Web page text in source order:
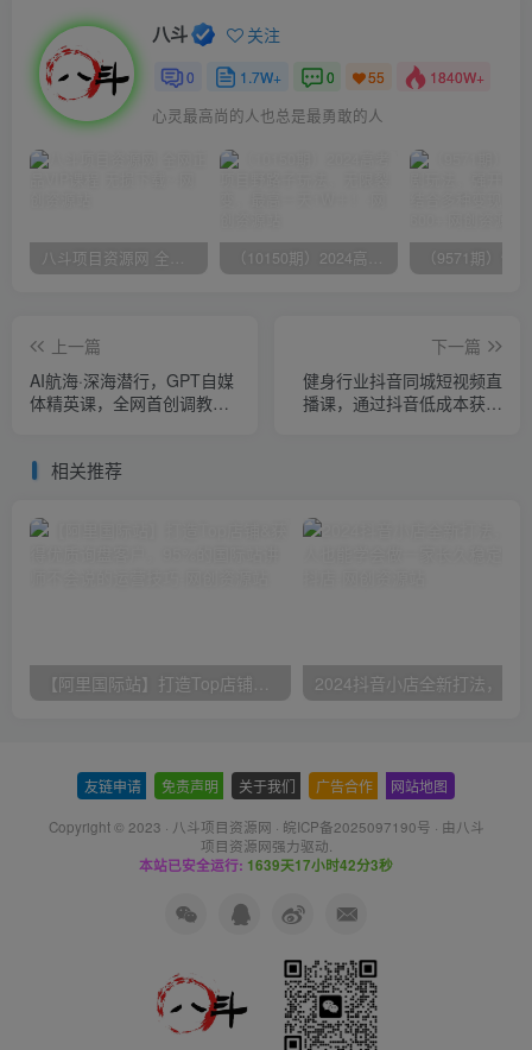
八斗 关注
0 1.7W+ 0 55 1840W+
心灵最高尚的人也总是最勇敢的人
八斗项目资源网 全网正品VIP课程 无损下载~ （10150期）2024高考项目野路子玩法，无限裂变，最高一天1W＋！
上一篇
AI航海·深海潜行，GPT自媒
体精英课，全网首创调教心
下一篇
健身行业抖音同城短视频直
播课，通过抖音低成本获客
相关推荐
【阿里国际站】打造Top店铺&获得优质询盘客户，​95%的国际站讲师不会说的运营技巧
友链申请 免责声明 关于我们 广告合作 网站地图
Copyright © 2023 · 八斗项目资源网 · 皖ICP备2025097190号 · 由八斗
项目资源网强力驱动.
本站已安全运行: 1639天17小时42分3秒